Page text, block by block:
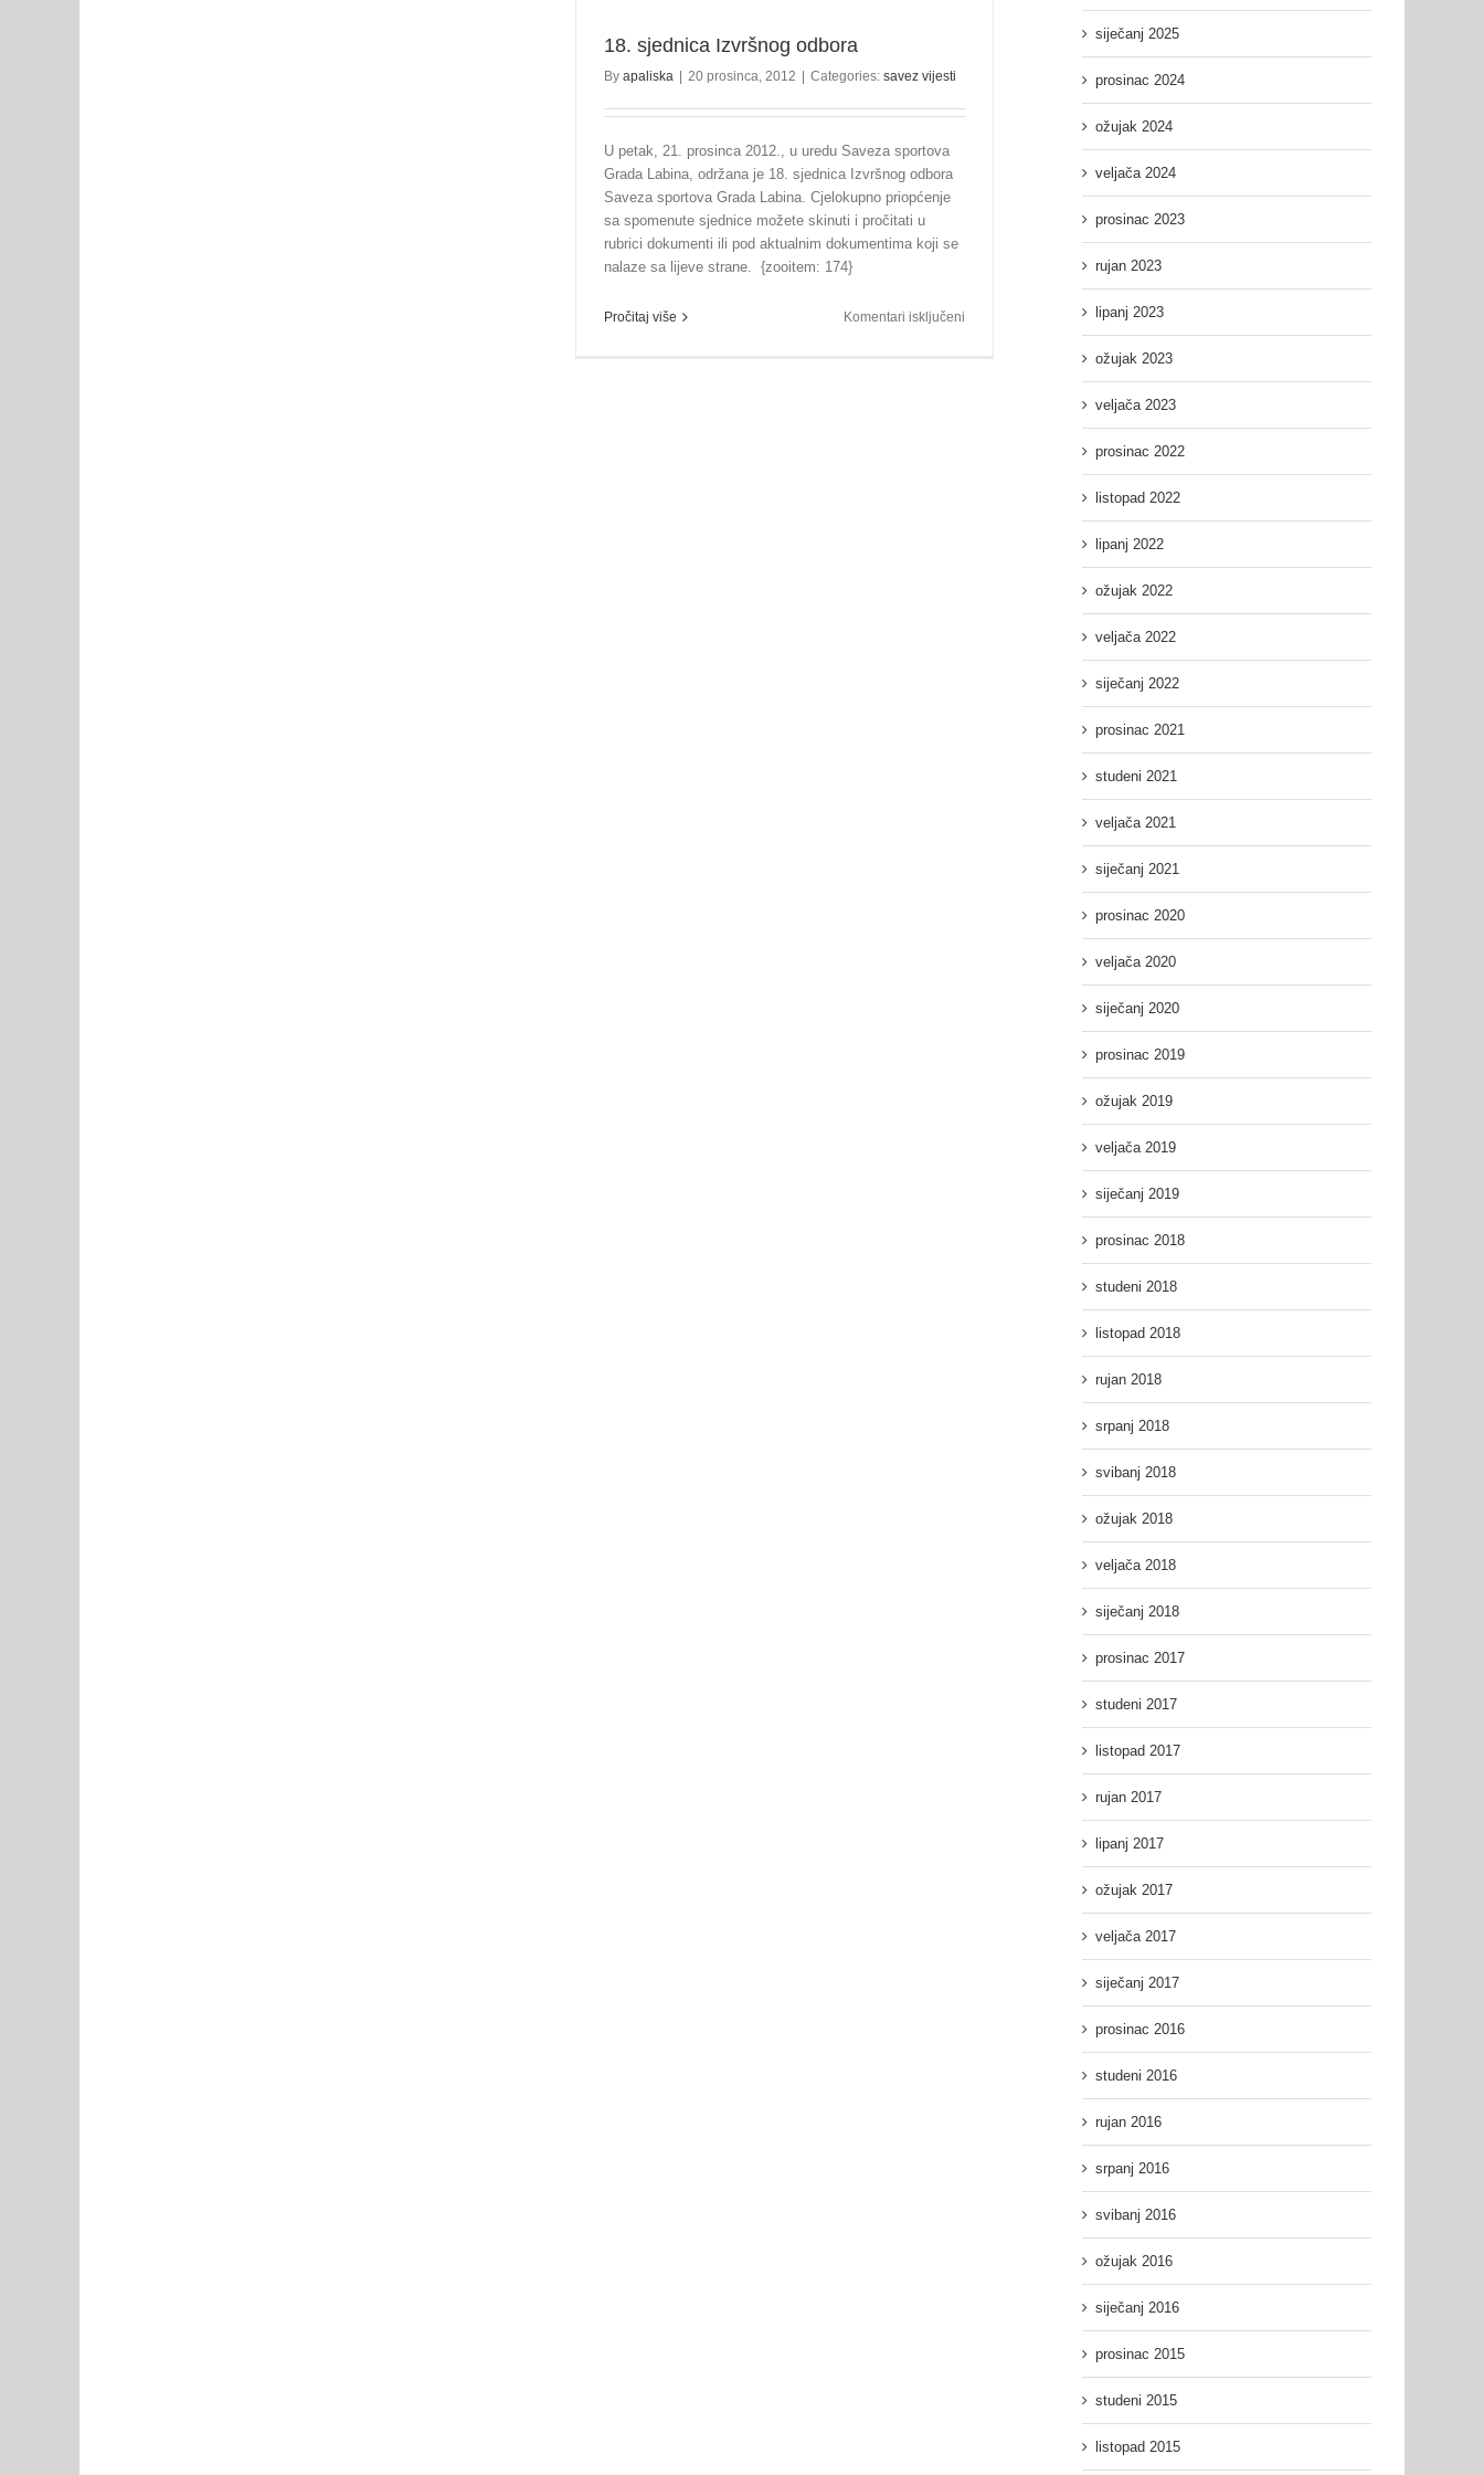
18. sjednica Izvršnog odbora
By apaliska | 20 prosinca, 2012 | Categories: savez vijesti
U petak, 21. prosinca 2012., u uredu Saveza sportova
Grada Labina, održana je 18. sjednica Izvršnog odbora
Saveza sportova Grada Labina. Cjelokupno priopćenje
sa spomenute sjednice možete skinuti i pročitati u
rubrici dokumenti ili pod aktualnim dokumentima koji se
nalaze sa lijeve strane. {zooitem: 174}
Pročitaj više Komentari isključeniza
siječanj 2025
prosinac 2024
ožujak 2024
veljača 2024
prosinac 2023
rujan 2023
lipanj 2023
ožujak 2023
veljača 2023
prosinac 2022
listopad 2022
lipanj 2022
ožujak 2022
veljača 2022
siječanj 2022
prosinac 2021
studeni 2021
veljača 2021
siječanj 2021
prosinac 2020
veljača 2020
siječanj 2020
prosinac 2019
ožujak 2019
veljača 2019
siječanj 2019
prosinac 2018
studeni 2018
listopad 2018
rujan 2018
srpanj 2018
svibanj 2018
ožujak 2018
veljača 2018
siječanj 2018
prosinac 2017
studeni 2017
listopad 2017
rujan 2017
lipanj 2017
ožujak 2017
veljača 2017
siječanj 2017
prosinac 2016
studeni 2016
rujan 2016
srpanj 2016
svibanj 2016
ožujak 2016
siječanj 2016
prosinac 2015
studeni 2015
listopad 2015